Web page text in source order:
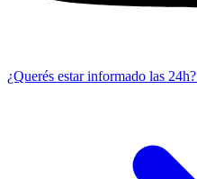
¿Querés estar informado las 24h?